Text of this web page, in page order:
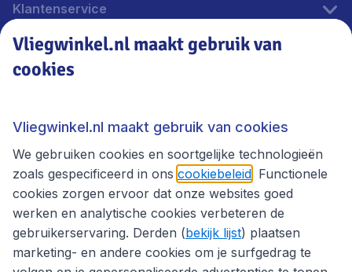
Klantenservice
Vliegwinkel.nl
Thema's
Vliegwinkel.nl maakt gebruik van
cookies
Vliegwinkel.nl maakt gebruik van cookies
We gebruiken cookies en soortgelijke technologieën
zoals gespecificeerd in ons cookiebeleid . Functionele
cookies zorgen ervoor dat onze websites goed
werken en analytische cookies verbeteren de
gebruikerservaring. Derden (bekijk lijst) plaatsen
marketing- en andere cookies om je surfgedrag te